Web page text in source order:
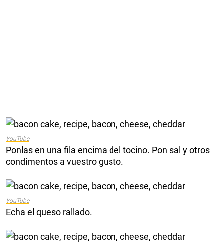
YouTube
Ponlas en una fila encima del tocino. Pon sal y otros
condimentos a vuestro gusto.
YouTube
Echa el queso rallado.